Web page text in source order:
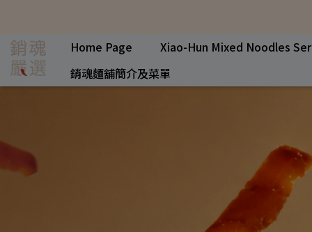
Home Page
Xiao-Hun Mixed Noodles
銷魂麵舖簡介及菜單